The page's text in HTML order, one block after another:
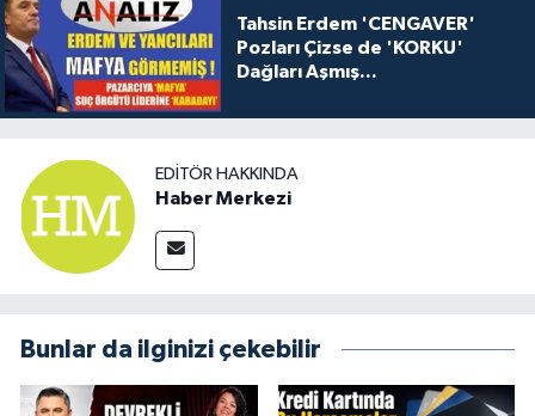
Tahsin Erdem 'CENGAVER'
Pozları Çizse de 'KORKU'
Dağları Aşmış...
EDITÖR HAKKINDA
Haber Merkezi
Bunlar da ilginizi çekebilir